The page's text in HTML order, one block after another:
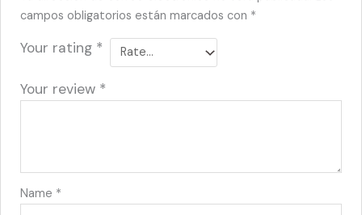
campos obligatorios están marcados con *
Your rating *
Your review *
Name *